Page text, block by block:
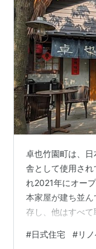
卓也竹園町は、
舎として使用さ
れ2021年にオー
本家屋が建ち並
存し、他はすべ
の三義にある「卓
#日式住宅 #リ